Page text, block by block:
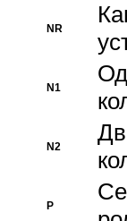
NR
N1
N2
P